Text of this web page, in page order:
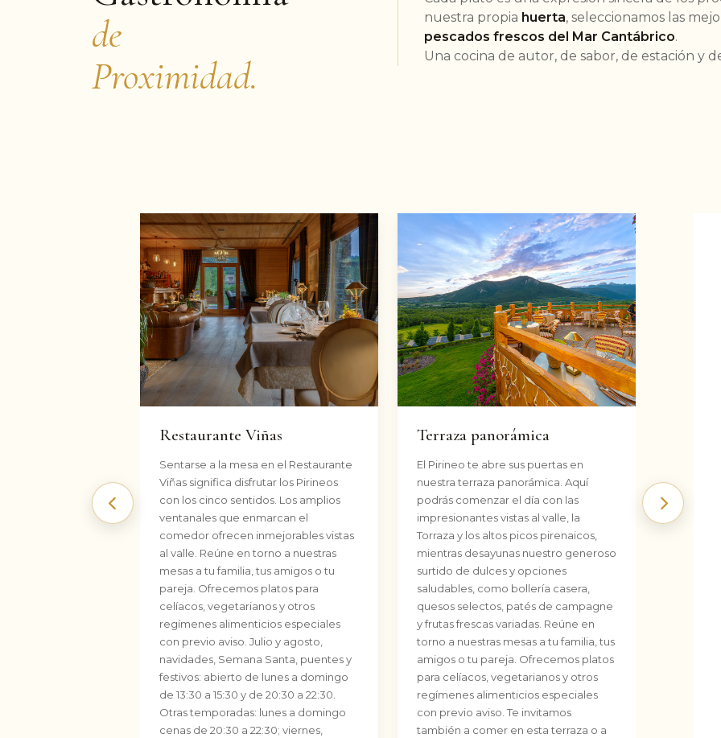
de
Proximidad.
nuestra propia huerta, seleccionamos las
pescados frescos del Mar Cantábrico.
Una cocina de autor, de sabor, de estación y
Restaurante Viñas
Sentarse a la mesa en el Restaurante
Viñas significa disfrutar los Pirineos
con los cinco sentidos. Los amplios
ventanales que enmarcan el
comedor ofrecen inmejorables vistas
al valle. Reúne en torno a nuestras
mesas a tu familia, tus amigos o tu
pareja. Ofrecemos platos para
celíacos, vegetarianos y otros
regímenes alimenticios especiales
con previo aviso. Julio y agosto,
navidades, Semana Santa, puentes y
festivos: abierto de lunes a domingo
de 13:30 a 15:30 y de 20:30 a 22:30.
Otras temporadas: lunes a domingo
cenas de 20:30 a 22:30; viernes,
Terraza panorámica
El Pirineo te abre sus puertas en
nuestra terraza panorámica. Aquí
podrás comenzar el día con las
impresionantes vistas al valle, la
Torraza y los altos picos pirenaicos,
mientras desayunas nuestro generoso
surtido de dulces y opciones
saludables, como bollería casera,
quesos selectos, patés de campagne
y frutas frescas variadas. Reúne en
torno a nuestras mesas a tu familia, tus
amigos o tu pareja. Ofrecemos platos
para celíacos, vegetarianos y otros
regímenes alimenticios especiales
con previo aviso. Te invitamos
también a comer en esta terraza o a
Anterior